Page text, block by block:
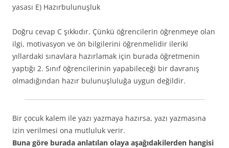
yasası E) Hazırbulunuşluk
Doğru cevap C şıkkıdır. Çünkü öğrencilerin öğrenmeye olan
ilgi, motivasyon ve ön bilgilerini öğrenmelidir ileriki
yıllardaki sınavlara hazırlamak için burada öğretmenin
yaptığı 2. Sınıf öğrencilerinin yapabileceği bir davranış
olmadığından hazır bulunuşluluğa uygun değildir.
Bir çocuk kalem ile yazı yazmaya hazırsa, yazı yazmasına
izin verilmesi ona mutluluk verir.
Buna göre burada anlatılan olaya aşağıdakilerden hangisi